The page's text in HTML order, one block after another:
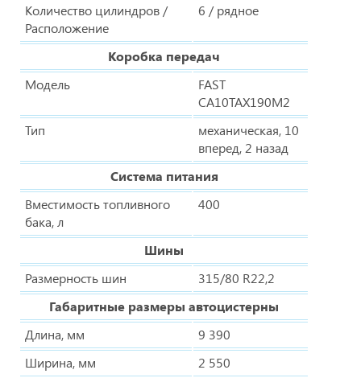
Количество цилиндров /
Расположение
6 / рядное
Коробка передач
Модель
FAST
CA10TAX190M2
Тип
механическая, 10
вперед, 2 назад
Система питания
Вместимость топливного
бака, л
400
Шины
Размерность шин
315/80 R22,2
Габаритные размеры автоцистерны
Длина, мм
9 390
Ширина, мм
2 550